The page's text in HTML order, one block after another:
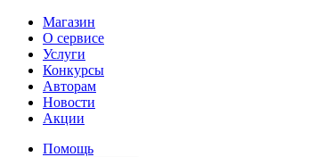
Магазин
О сервисе
Услуги
Конкурсы
Авторам
Новости
Акции
Помощь